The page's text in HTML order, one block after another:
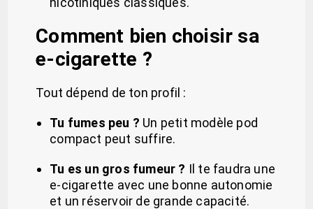
Comment bien choisir sa
e-cigarette ?
Tout dépend de ton profil :
Tu fumes peu ? Un petit modèle pod
compact peut suffire.
Tu es un gros fumeur ? Il te faudra une
e-cigarette avec une bonne autonomie
et un réservoir de grande capacité.